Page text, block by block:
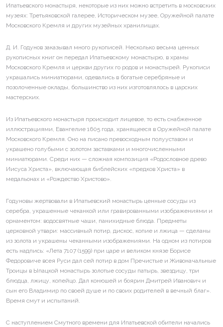
Ипатьевского монастыря, некоторые из них можно встретить в московских
музеях: Третьяковской галерее, Историческом музее, Оружейной палате
Московского Кремля и других музейных хранилищах.
Д. И. Годунов заказывал много рукописей. Несколько весьма ценных
рукописных книг он передал Ипатьевскому монастырю, в храмы
Московского Кремля и церкви других го родов и монастырей. Рукописи
украшались миниатюрами, одевались в богатые серебряные и
позолоченные оклады, большинство из них изготовлялось в царских
мастерских.
Из Ипатьевского монастыря происходит лицевое, то есть снабженное
иллюстрациями, Евангелие 1605 года, хранящееся в Оружейной палате
Московского Кремля. Оно на писано превосходным полууставом и
украшено голубыми с золотом заставками и многочисленными
миниатюрами. Среди них — сложная композиция «Родословное древо
Иисуса Христа», включающая библейских «предков Христа» в
медальонах и «Рождество Христово».
Годуновы жертвовали в Ипатьевский монастырь ценные сосуды из
серебра, украшенные чеканкой или гравированными изображениями и
орнаментом: водосвятные чаши, панихидные блюда. Предметы
церковной утвари: массивный потир, дискос, копие и лжица — сделаны
из золота и украшены чеканными изображениями. На одном из потиров
есть надпись: «Лета 7107 (1599) при царе и великом князе Борисе
Федоровиче всея Руси дал сей потир в дом Пречистые и Живоначальные
Троицы в Ыпацкой монастырь золотые сосуды патырь, звездицу, три
блюдца, лжицу, копейцо. Дал конюшей и боярин Дмитрей Иванович и
сын его Владимир по своей душе и по своих родителей в вечный благ».
Время смут и испытаний.
С наступлением Смутного времени для Ипатьевской обители начались